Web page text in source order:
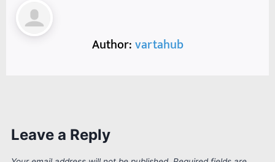
Author:vartahub
Leave a Reply